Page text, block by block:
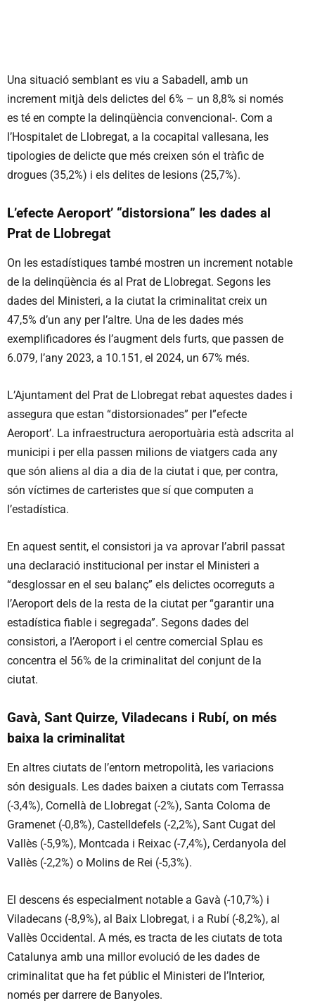
Una situació semblant es viu a Sabadell, amb un
increment mitjà dels delictes del 6% – un 8,8% si només
es té en compte la delinqüència convencional-. Com a
l’Hospitalet de Llobregat, a la cocapital vallesana, les
tipologies de delicte que més creixen són el tràfic de
drogues (35,2%) i els delites de lesions (25,7%).
L’efecte Aeroport’ “distorsiona” les dades al
Prat de Llobregat
On les estadístiques també mostren un increment notable
de la delinqüència és al Prat de Llobregat. Segons les
dades del Ministeri, a la ciutat la criminalitat creix un
47,5% d’un any per l’altre. Una de les dades més
exemplificadores és l’augment dels furts, que passen de
6.079, l’any 2023, a 10.151, el 2024, un 67% més.
L’Ajuntament del Prat de Llobregat rebat aquestes dades i
assegura que estan “distorsionades” per l”efecte
Aeroport’. La infraestructura aeroportuària està adscrita al
municipi i per ella passen milions de viatgers cada any
que són aliens al dia a dia de la ciutat i que, per contra,
són víctimes de carteristes que sí que computen a
l’estadística.
En aquest sentit, el consistori ja va aprovar l’abril passat
una declaració institucional per instar el Ministeri a
“desglossar en el seu balanç” els delictes ocorreguts a
l’Aeroport dels de la resta de la ciutat per “garantir una
estadística fiable i segregada”. Segons dades del
consistori, a l’Aeroport i el centre comercial Splau es
concentra el 56% de la criminalitat del conjunt de la
ciutat.
Gavà, Sant Quirze, Viladecans i Rubí, on més
baixa la criminalitat
En altres ciutats de l’entorn metropolità, les variacions
són desiguals. Les dades baixen a ciutats com Terrassa
(-3,4%), Cornellà de Llobregat (-2%), Santa Coloma de
Gramenet (-0,8%), Castelldefels (-2,2%), Sant Cugat del
Vallès (-5,9%), Montcada i Reixac (-7,4%), Cerdanyola del
Vallès (-2,2%) o Molins de Rei (-5,3%).
El descens és especialment notable a Gavà (-10,7%) i
Viladecans (-8,9%), al Baix Llobregat, i a Rubí (-8,2%), al
Vallès Occidental. A més, es tracta de les ciutats de tota
Catalunya amb una millor evolució de les dades de
criminalitat que ha fet públic el Ministeri de l’Interior,
només per darrere de Banyoles.